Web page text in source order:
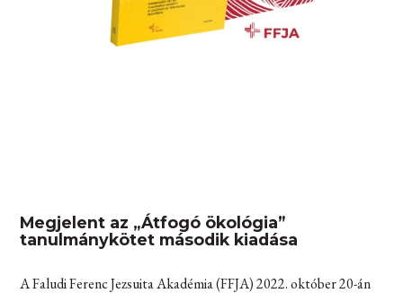
Megjelent az „Átfogó ökológia”
tanulmánykötet második kiadása
A Faludi Ferenc Jezsuita Akadémia (FFJA) 2022. október 20-án